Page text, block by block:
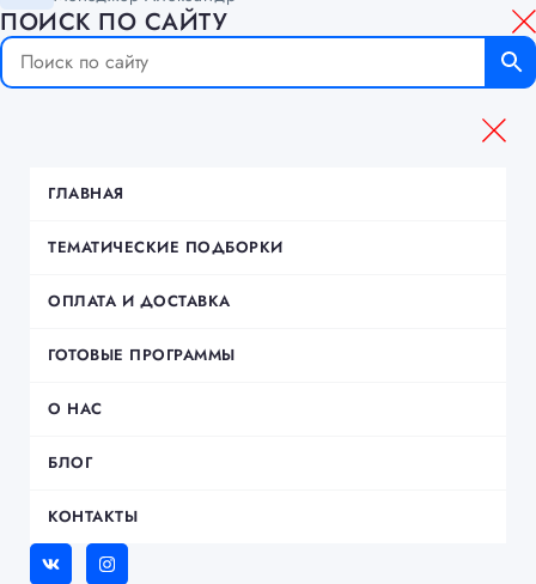
ПОИСК ПО САЙТУ
ГЛАВНАЯ
ТЕМАТИЧЕСКИЕ ПОДБОРКИ
ОПЛАТА И ДОСТАВКА
ГОТОВЫЕ ПРОГРАММЫ
О НАС
БЛОГ
КОНТАКТЫ